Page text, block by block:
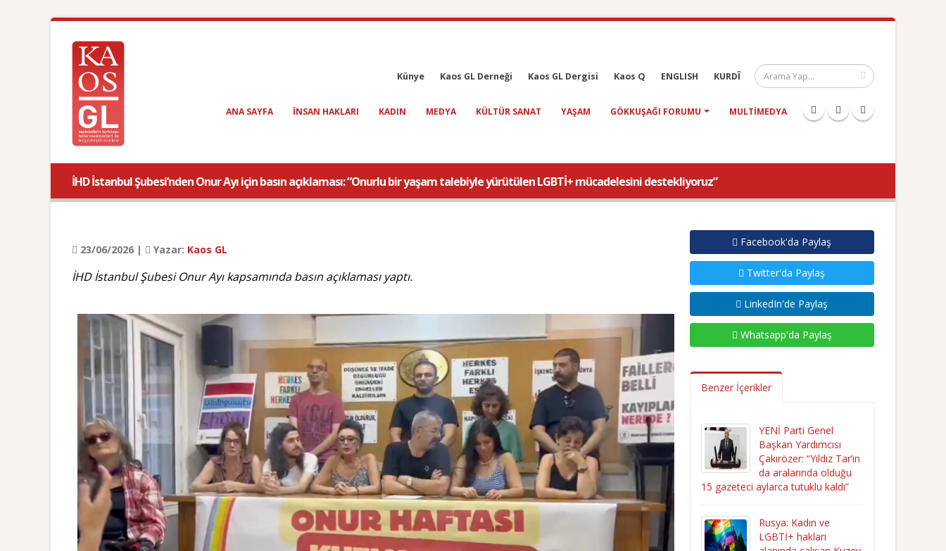
Künye Kaos GL Derneği Kaos GL Dergisi Kaos Q ENGLISH KURDÎ
ANA SAYFA INSAN HAKLARI KADIN MEDYA KÜLTÜR SANAT YAŞAM GÖKKUŞAĞI FORUMU MULTIMEDYA
İHD İstanbul Şubesi’nden Onur Ayı için basın açıklaması: “Onurlu bir yaşam talebiyle yürütülen LGBTİ+ mücadelesini destekliyoruz”
23/06/2026 | Yazar: Kaos GL
İHD İstanbul Şubesi Onur Ayı kapsamında basın açıklaması yaptı.
Facebook'da Paylaş
Twitter'da Paylaş
LinkedIn'de Paylaş
Whatsapp'da Paylaş
Benzer İçerikler
YENİ Parti Genel
Başkan Yardımcısı
Çakırözer: “Yıldız Tar’ın
da aralarında olduğu
15 gazeteci aylarca tutuklu kaldı”
Rusya: Kadın ve
LGBTİ+ hakları